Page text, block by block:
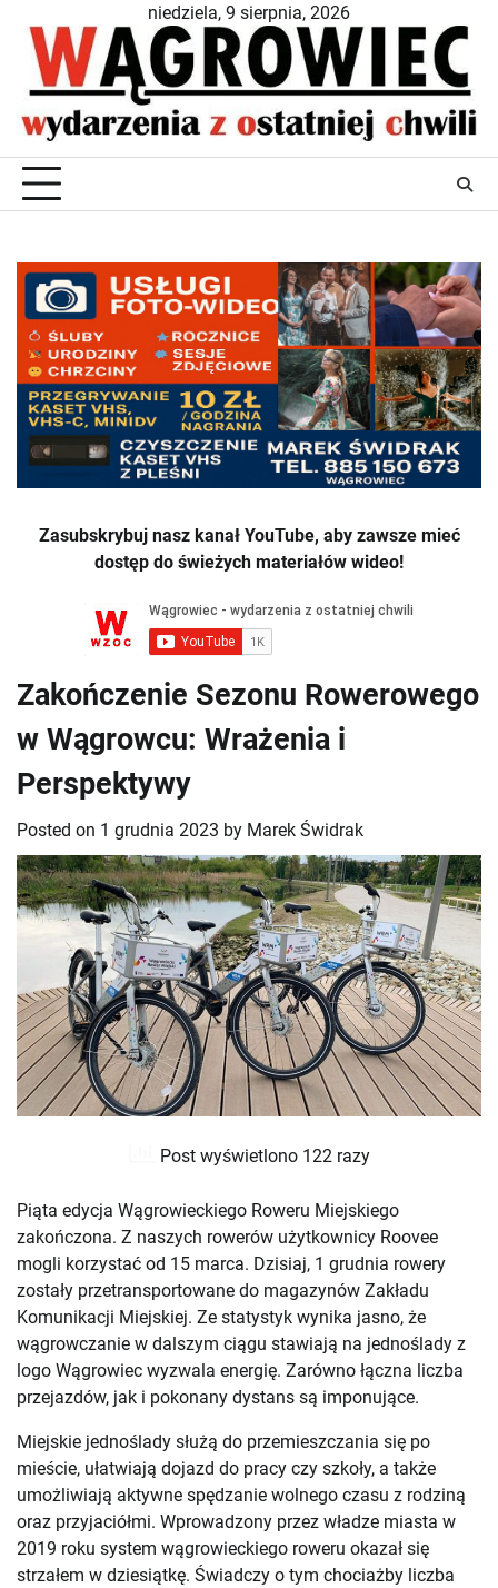
content
niedziela, 9 sierpnia, 2026
Zasubskrybuj nasz kanał YouTube, aby zawsze mieć
dostęp do świeżych materiałów wideo!
Zakończenie Sezonu Rowerowego
w Wągrowcu: Wrażenia i
Perspektywy
Posted on 1 grudnia 2023 by Marek Świdrak
Post wyświetlono 122 razy
Piąta edycja Wągrowieckiego Roweru Miejskiego
zakończona. Z naszych rowerów użytkownicy Roovee
mogli korzystać od 15 marca. Dzisiaj, 1 grudnia rowery
zostały przetransportowane do magazynów Zakładu
Komunikacji Miejskiej. Ze statystyk wynika jasno, że
wągrowczanie w dalszym ciągu stawiają na jednoślady z
logo Wągrowiec wyzwala energię. Zarówno łączna liczba
przejazdów, jak i pokonany dystans są imponujące.
Miejskie jednoślady służą do przemieszczania się po
mieście, ułatwiają dojazd do pracy czy szkoły, a także
umożliwiają aktywne spędzanie wolnego czasu z rodziną
oraz przyjaciółmi. Wprowadzony przez władze miasta w
2019 roku system wągrowieckiego roweru okazał się
strzałem w dziesiątkę. Świadczy o tym chociażby liczba